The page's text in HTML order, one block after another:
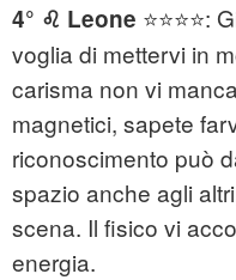
4° ♌ Leone
voglia di mettervi in
carisma non vi
magnetici, sapete
riconoscimento può
spazio anche agli
scena. Il fisico vi
energia.